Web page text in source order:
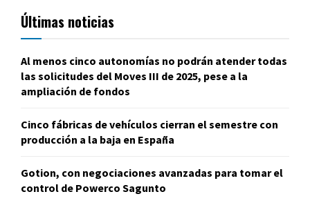
Últimas noticias
Al menos cinco autonomías no podrán atender todas
las solicitudes del Moves III de 2025, pese a la
ampliación de fondos
Cinco fábricas de vehículos cierran el semestre con
producción a la baja en España
Gotion, con negociaciones avanzadas para tomar el
control de Powerco Sagunto